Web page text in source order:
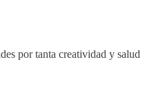
por tanta creatividad y salud